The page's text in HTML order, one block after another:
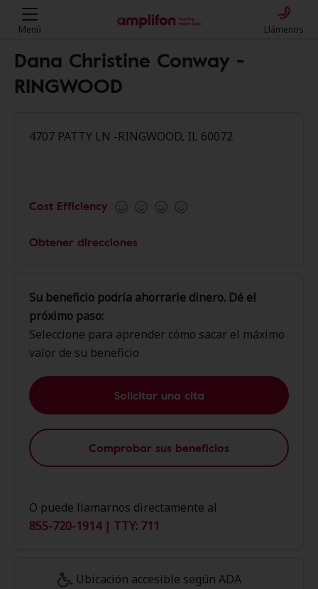
Menú Llámenos
Dana Christine Conway -
RINGWOOD
4707 PATTY LN -RINGWOOD, IL 60072
Cost Efficiency
Obtener direcciones
Su beneficio podría ahorrarle dinero. Dé el
próximo paso:
Seleccione para aprender cómo sacar el máximo
valor de su beneficio
Solicitar una cita
Comprobar sus beneficios
O puede llamarnos directamente al
855-720-1914 | TTY: 711
Ubicación accesible según ADA